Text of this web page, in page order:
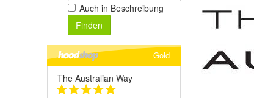
Auch in Beschreibung
Finden
Gold
The Australian Way